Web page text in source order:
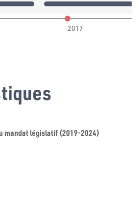
2017
mandat législatif (2019-2024)